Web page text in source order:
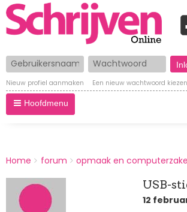
Gebruikersnaam Wachtwoord
Nieuw profiel aanmaken Een nieuw wachtwoord kiezen
Hoofdmenu
BREADCRUMBS
You
here:
Home forum opmaak en
USB-
12